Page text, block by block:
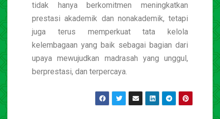
tidak hanya berkomitmen meningkatkan
prestasi akademik dan nonakademik, tetapi
juga terus memperkuat tata kelola
kelembagaan yang baik sebagai bagian dari
upaya mewujudkan madrasah yang unggul,
berprestasi, dan terpercaya.